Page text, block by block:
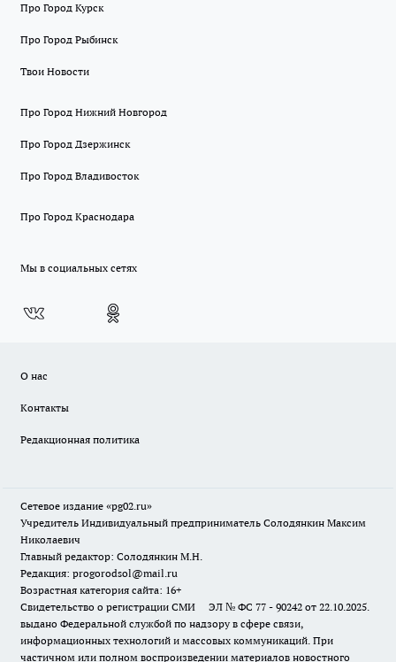
Про Город Курск
Про Город Рыбинск
Твои Новости
Про Город Нижний Новгород
Про Город Дзержинск
Про Город Владивосток
Про Город Краснодара
Мы в социальных сетях
О нас
Контакты
Редакционная политика
Сетевое издание «pg02.ru»
Учредитель Индивидуальный предприниматель Солодянкин Максим
Николаевич
Главный редактор: Солодянкин М.Н.
Редакция: progorodsol@mail.ru
Возрастная категория сайта: 16+
Свидетельство о регистрации СМИ ЭЛ № ФС 77 - 90242 от 22.10.2025.
выдано Федеральной службой по надзору в сфере связи,
информационных технологий и массовых коммуникаций. При
частичном или полном воспроизведении материалов новостного